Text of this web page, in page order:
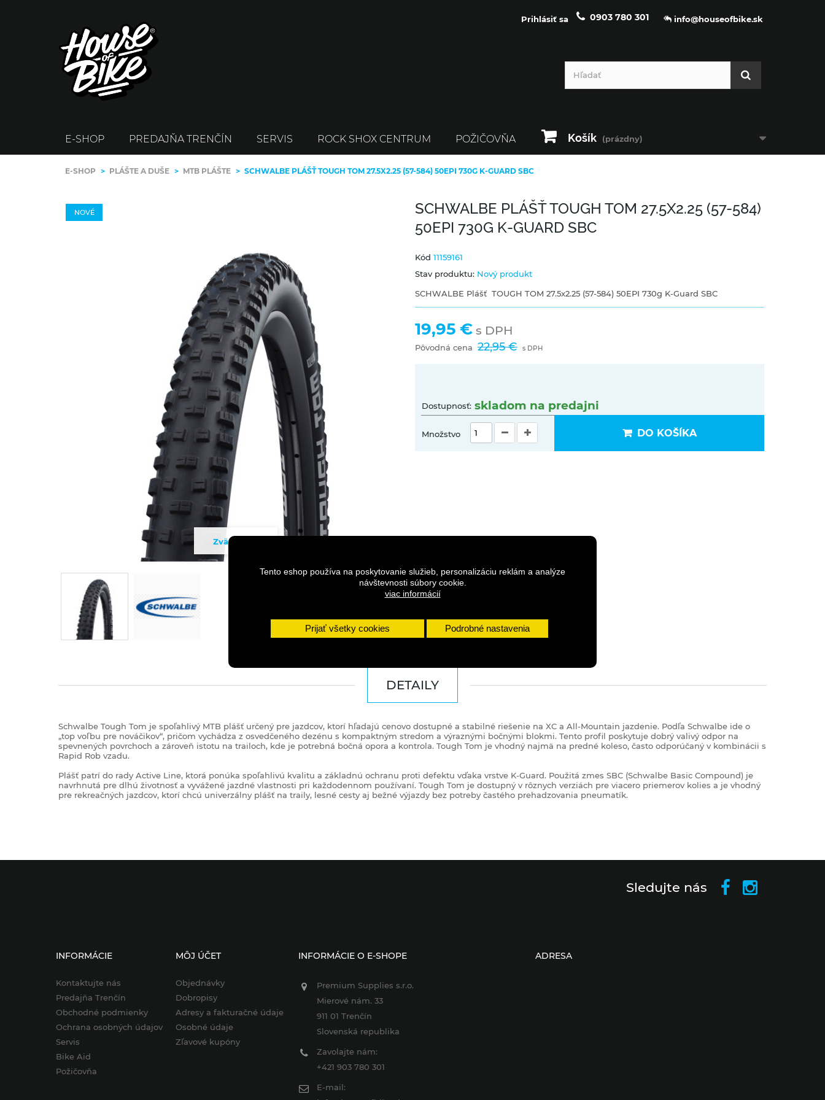
Tento eshop používa na poskytovanie služieb, personalizáciu reklám a analýze
návštevnosti súbory cookie.
viac informácií
Prijať všetky cookies Podrobné nastavenia
info@houseofbike.sk
0903 780 301
Prihlásiť sa
Košík (prázdny)
E-SHOP PREDAJŇA TRENČÍN SERVIS ROCK SHOX CENTRUM POŽIČOVŇA
E-SHOP > PLÁŠTE A DUŠE > MTB PLÁŠTE > SCHWALBE PLÁŠŤ TOUGH TOM 27.5X2.25 (57-584) 50EPI 730G K-GUARD SBC
NOVÉ
Zväčšiť
SCHWALBE PLÁŠŤ TOUGH TOM 27.5X2.25 (57-584)
50EPI 730G K-GUARD SBC
Kód 11159161
Stav produktu: Nový produkt
SCHWALBE Plášť TOUGH TOM 27.5x2.25 (57-584) 50EPI 730g K-Guard SBC
19,95 € s DPH
Pôvodná cena 22,95 € s DPH
Dostupnosť: skladom na predajni
Množstvo DO KOŠÍKA
DETAILY
Schwalbe Tough Tom je spoľahlivý MTB plášť určený pre jazdcov, ktorí hľadajú cenovo dostupné a stabilné riešenie na XC a All‑Mountain jazdenie. Podľa Schwalbe ide o
„top voľbu pre nováčikov“, pričom vychádza z osvedčeného dezénu s kompaktným stredom a výraznými bočnými blokmi. Tento profil poskytuje dobrý valivý odpor na
spevnených povrchoch a zároveň istotu na trailoch, kde je potrebná bočná opora a kontrola. Tough Tom je vhodný najmä na predné koleso, často odporúčaný v kombinácii s
Rapid Rob vzadu.
Plášť patrí do rady Active Line, ktorá ponúka spoľahlivú kvalitu a základnú ochranu proti defektu vďaka vrstve K‑Guard. Použitá zmes SBC (Schwalbe Basic Compound) je
navrhnutá pre dlhú životnosť a vyvážené jazdné vlastnosti pri každodennom používaní. Tough Tom je dostupný v rôznych verziách pre viacero priemerov kolies a je vhodný
pre rekreačných jazdcov, ktorí chcú univerzálny plášť na traily, lesné cesty aj bežné výjazdy bez potreby častého prehadzovania pneumatík.
Sledujte nás
INFORMÁCIE
Kontaktujte nás
Predajňa Trenčín
Obchodné podmienky
Ochrana osobných údajov
Servis
Bike Aid
Požičovňa
MÔJ ÚČET
Objednávky
Dobropisy
Adresy a fakturačné údaje
Osobné údaje
Zľavové kupóny
INFORMÁCIE O E-SHOPE
Premium Supplies s.r.o.
Mierové nám. 33
911 01 Trenčín
Slovenská republika
Zavolajte nám:
+421 903 780 301
E-mail:
ADRESA